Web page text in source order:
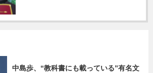
中島歩、“教科書にも載っている”有名文